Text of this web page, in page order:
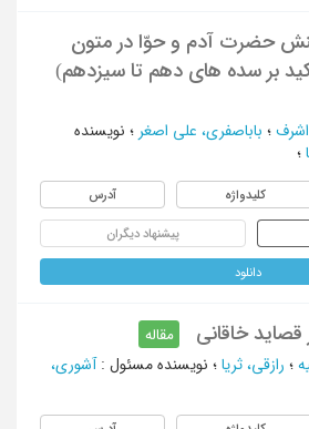
حضرت آدم و حوّا در متون
بر سده های دهم تا سیزدهم)
اشرف ؛ باباصفری، علی اصغر ؛ نویسنده
؛
کلیدواژه آدرس
پیشنهاد دیگران
دانلود
قصاید خاقانی
مقاله
؛ رازقی، ثریا ؛ نویسنده مسئول : آشوری،